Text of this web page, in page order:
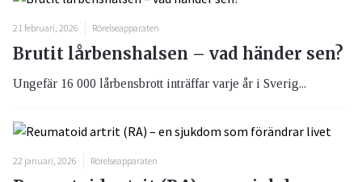
21 februari, 2026 Rörelseapparaten
Brutit lårbenshalsen – vad händer sen?
Ungefär 16 000 lårbensbrott inträffar varje år i Sverig...
22 januari, 2026 Rörelseapparaten